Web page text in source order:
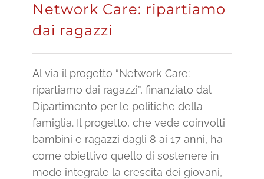
Network Care: ripartiamo
dai ragazzi
Al via il progetto “Network Care:
ripartiamo dai ragazzi”, finanziato dal
Dipartimento per le politiche della
famiglia. Il progetto, che vede coinvolti
bambini e ragazzi dagli 8 ai 17 anni, ha
come obiettivo quello di sostenere in
modo integrale la crescita dei giovani,